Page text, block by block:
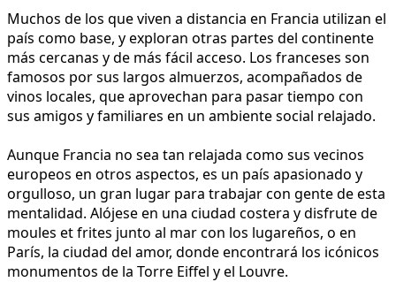
Muchos de los que viven a distancia en Francia utilizan el
país como base, y exploran otras partes del continente
más cercanas y de más fácil acceso. Los franceses son
famosos por sus largos almuerzos, acompañados de
vinos locales, que aprovechan para pasar tiempo con
sus amigos y familiares en un ambiente social relajado.
Aunque Francia no sea tan relajada como sus vecinos
europeos en otros aspectos, es un país apasionado y
orgulloso, un gran lugar para trabajar con gente de esta
mentalidad. Alójese en una ciudad costera y disfrute de
moules et frites junto al mar con los lugareños, o en
París, la ciudad del amor, donde encontrará los icónicos
monumentos de la Torre Eiffel y el Louvre.